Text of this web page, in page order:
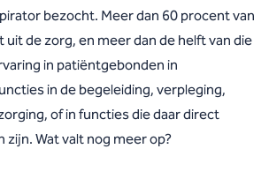
bezocht. Meer dan 60 procent van
uit de zorg, en meer dan de helft van die
in patiëntgebonden in
in de begeleiding, verpleging,
of in functies die daar direct
Wat valt nog meer op?